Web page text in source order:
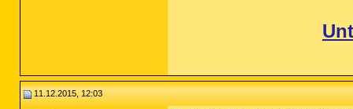
11.12.2015, 12:03